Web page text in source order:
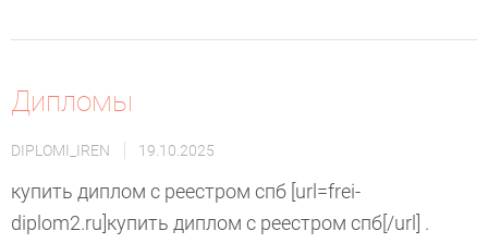
Дипломы
DIPLOMI_IREN 19.10.2025
купить диплом с реестром спб [url=frei-
diplom2.ru]купить диплом с реестром спб[/url] .